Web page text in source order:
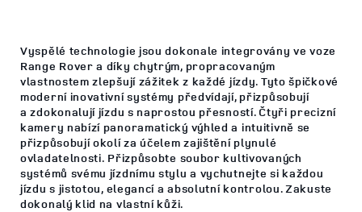
Vyspělé technologie jsou dokonale integrovány ve voze
Range Rover a díky chytrým, propracovaným
vlastnostem zlepšují zážitek z každé jízdy. Tyto špičkové
moderní inovativní systémy předvídají, přizpůsobují
a zdokonalují jízdu s naprostou přesností. Čtyři precizní
kamery nabízí panoramatický výhled a intuitivně se
přizpůsobují okolí za účelem zajištění plynulé
ovladatelnosti. Přizpůsobte soubor kultivovaných
systémů svému jízdnímu stylu a vychutnejte si každou
jízdu s jistotou, elegancí a absolutní kontrolou. Zakuste
dokonalý klid na vlastní kůži.